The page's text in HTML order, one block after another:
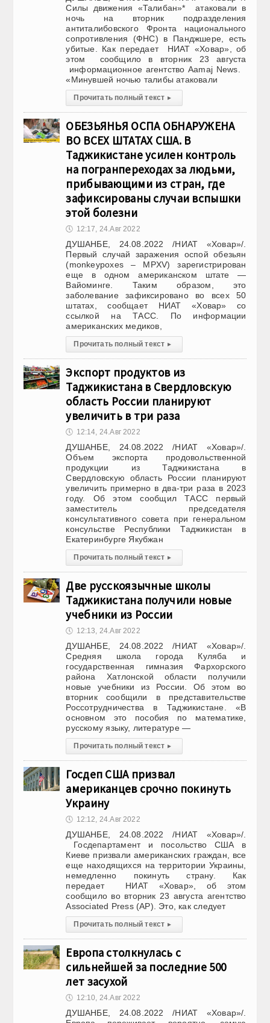
Силы движения «Талибан»* атаковали в
ночь на вторник подразделения
антиталибовского Фронта национального
сопротивления (ФНС) в Панджшере, есть
убитые. Как передает НИАТ «Ховар», об
этом сообщило в вторник 23 августа
информационное агентство Aamaj News.
«Минувшей ночью талибы атаковали
Прочитать полный текст ▸
ОБЕЗЬЯНЬЯ ОСПА ОБНАРУЖЕНА
ВО ВСЕХ ШТАТАХ США. В
Таджикистане усилен контроль
на погранпереходах за людьми,
прибывающими из стран, где
зафиксированы случаи вспышки
этой болезни
🕔 12:17, 24.Авг 2022
ДУШАНБЕ, 24.08.2022 /НИАТ «Ховар»/.
Первый случай заражения оспой обезьян
(monkeypoxes – MPXV) зарегистрирован
еще в одном американском штате —
Вайоминге. Таким образом, это
заболевание зафиксировано во всех 50
штатах, сообщает НИАТ «Ховар» со
ссылкой на ТАСС. По информации
американских медиков,
Прочитать полный текст ▸
Экспорт продуктов из
Таджикистана в Свердловскую
область России планируют
увеличить в три раза
🕔 12:14, 24.Авг 2022
ДУШАНБЕ, 24.08.2022 /НИАТ «Ховар»/.
Объем экспорта продовольственной
продукции из Таджикистана в
Свердловскую область России планируют
увеличить примерно в два-три раза в 2023
году. Об этом сообщил ТАСС первый
заместитель председателя
консультативного совета при генеральном
консульстве Республики Таджикистан в
Екатеринбурге Якубжан
Прочитать полный текст ▸
Две русскоязычные школы
Таджикистана получили новые
учебники из России
🕔 12:13, 24.Авг 2022
ДУШАНБЕ, 24.08.2022 /НИАТ «Ховар»/.
Средняя школа города Куляба и
государственная гимназия Фархорского
района Хатлонской области получили
новые учебники из России. Об этом во
вторник сообщили в представительстве
Россотрудничества в Таджикистане. «В
основном это пособия по математике,
русскому языку, литературе —
Прочитать полный текст ▸
Госдеп США призвал
американцев срочно покинуть
Украину
🕔 12:12, 24.Авг 2022
ДУШАНБЕ, 24.08.2022 /НИАТ «Ховар»/.
Госдепартамент и посольство США в
Киеве призвали американских граждан, все
еще находящихся на территории Украины,
немедленно покинуть страну. Как
передает НИАТ «Ховар», об этом
сообщило во вторник 23 августа агентство
Associated Press (АР). Это, как следует
Прочитать полный текст ▸
Европа столкнулась с
сильнейшей за последние 500
лет засухой
🕔 12:10, 24.Авг 2022
ДУШАНБЕ, 24.08.2022 /НИАТ «Ховар»/.